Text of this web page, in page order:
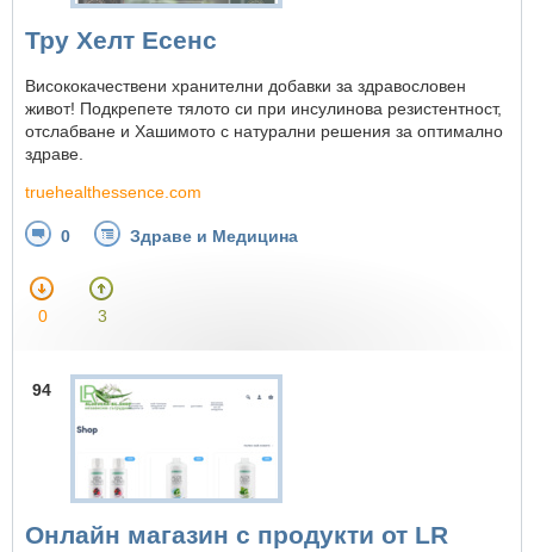
Тру Хелт Есенс
Висококачествени хранителни добавки за здравословен
живот! Подкрепете тялото си при инсулинова резистентност,
отслабване и Хашимото с натурални решения за оптимално
здраве.
truehealthessence.com
0 Здраве и Медицина
0 3
94
Онлайн магазин с продукти от LR